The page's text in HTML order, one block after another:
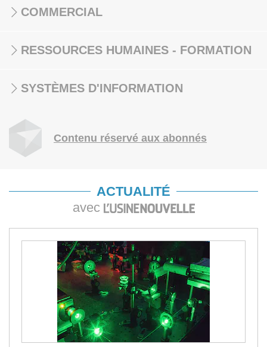
COMMERCIAL
RESSOURCES HUMAINES - FORMATION
SYSTÈMES D'INFORMATION
Contenu réservé aux abonnés
ACTUALITÉ
avec